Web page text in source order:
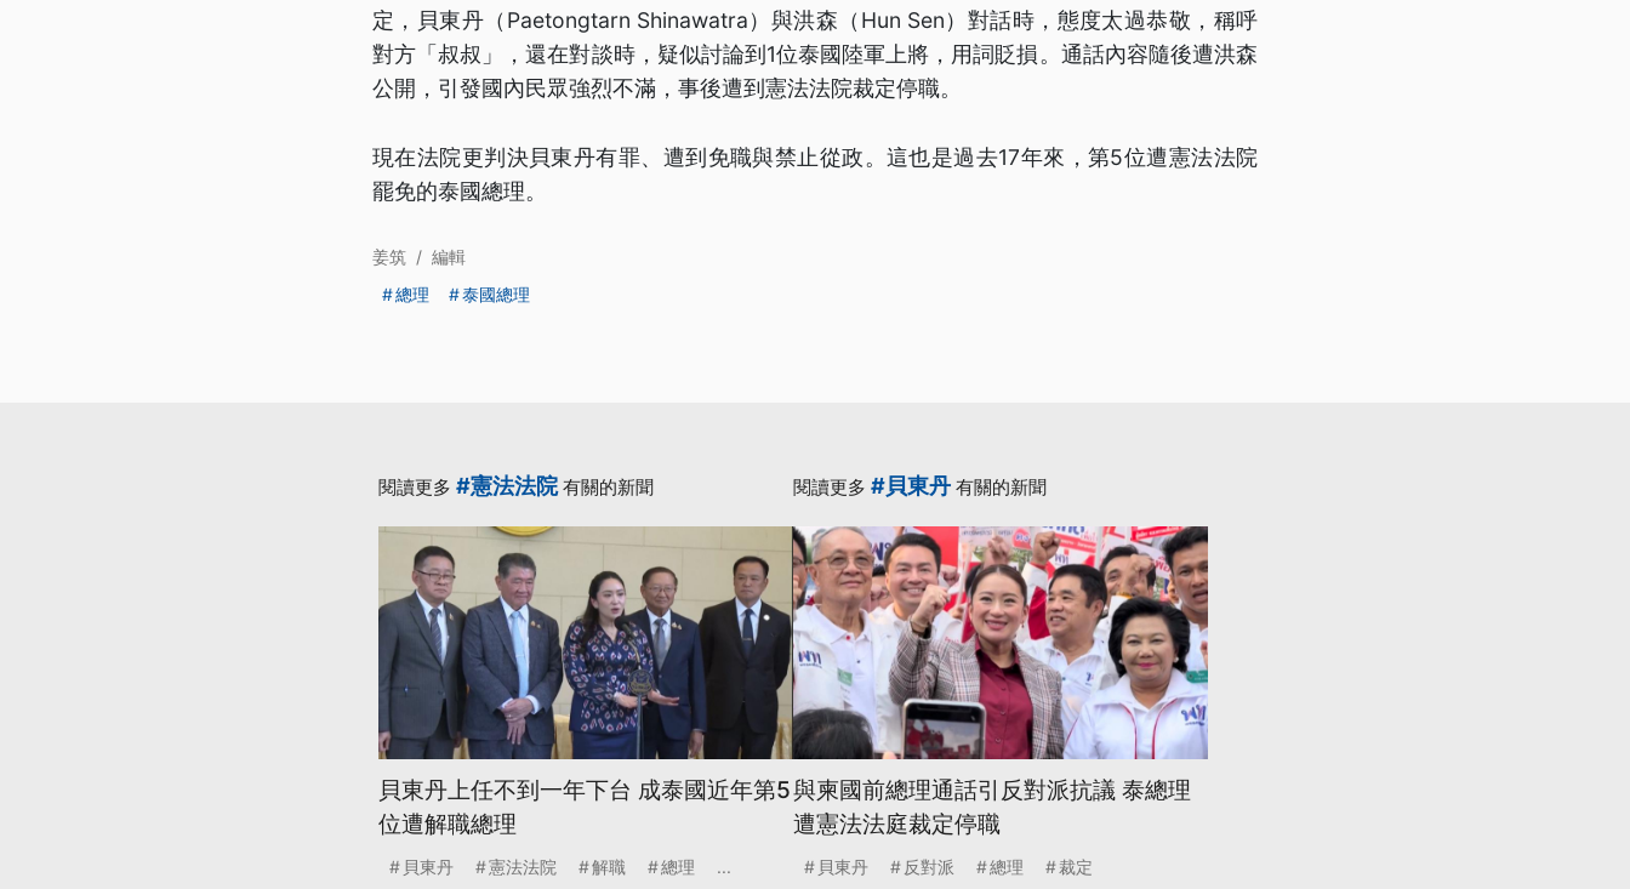
定，貝東丹（Paetongtarn Shinawatra）與洪森（Hun Sen）對話時，態度太過恭敬，稱呼
對方「叔叔」，還在對談時，疑似討論到1位泰國陸軍上將，用詞貶損。通話內容隨後遭洪森
公開，引發國內民眾強烈不滿，事後遭到憲法法院裁定停職。
現在法院更判決貝東丹有罪、遭到免職與禁止從政。這也是過去17年來，第5位遭憲法法院
罷免的泰國總理。
姜筑 / 編輯
總理
泰國總理
閱讀更多 #憲法法院有關的新聞
貝東丹上任不到一年下台 成泰國近年第5
位遭解職總理
貝東丹 憲法法院 解職 總理 ...
閱讀更多 #貝東丹 有關的新聞
與柬國前總理通話引反對派抗議 泰總理
遭憲法法庭裁定停職
貝東丹 反對派 總理 裁定